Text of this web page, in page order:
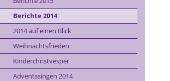
Berichte 2014
2014 auf einen Blick
Weihnachtsfrieden
Kinderchristvesper
Adventssingen 2014